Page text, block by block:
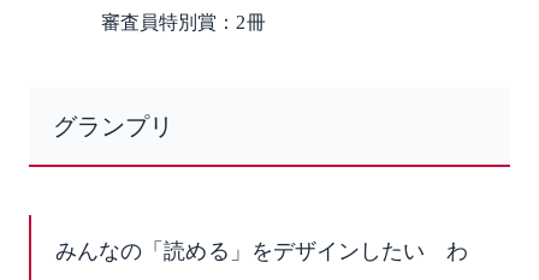
審査員特別賞：2冊
グランプリ
みんなの「読める」をデザインしたい わ